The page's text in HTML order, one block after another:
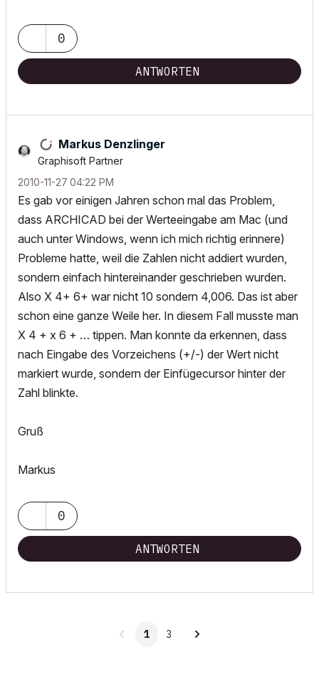
0
ANTWORTEN
Markus Denzlinger
Graphisoft Partner
‎2010-11-27 04:22 PM
Es gab vor einigen Jahren schon mal das Problem,
dass ARCHICAD bei der Werteeingabe am Mac (und
auch unter Windows, wenn ich mich richtig erinnere)
Probleme hatte, weil die Zahlen nicht addiert wurden,
sondern einfach hintereinander geschrieben wurden.
Also X 4+ 6+ war nicht 10 sondern 4,006. Das ist aber
schon eine ganze Weile her. In diesem Fall musste man
X 4 + x 6 + … tippen. Man konnte da erkennen, dass
nach Eingabe des Vorzeichens (+/-) der Wert nicht
markiert wurde, sondern der Einfügecursor hinter der
Zahl blinkte.
Gruß
Markus
0
ANTWORTEN
1 3